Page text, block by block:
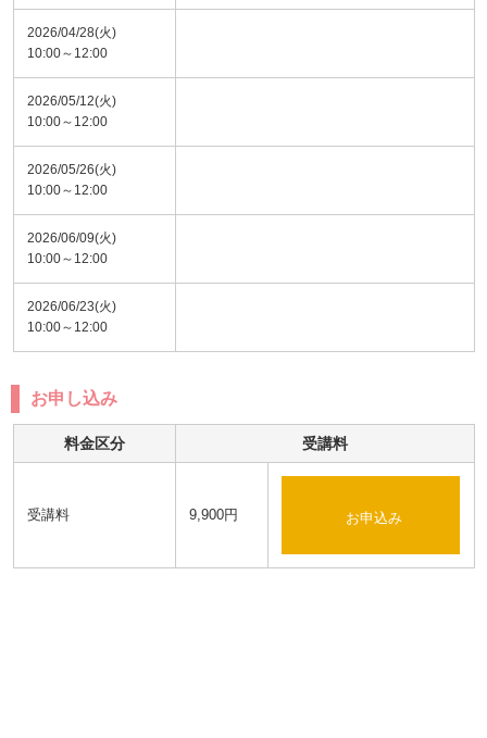
2026/04/28(火)
10:00～12:00
2026/05/12(火)
10:00～12:00
2026/05/26(火)
10:00～12:00
2026/06/09(火)
10:00～12:00
2026/06/23(火)
10:00～12:00
お申し込み
料金区分 受講料
受講料 9,900円 お申込み